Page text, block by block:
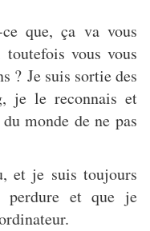
que, ça va vous
vous vous
? Je suis sortie des
je le reconnais et
monde de ne pas
et je suis toujours
perdure et que je